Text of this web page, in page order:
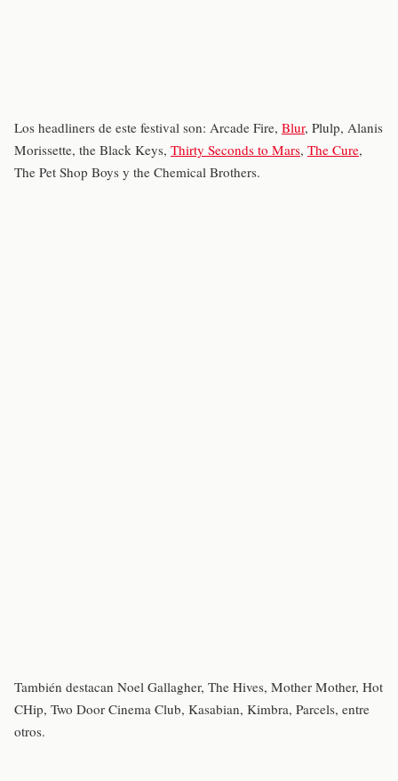
Los headliners de este festival son: Arcade Fire, Blur, Plulp, Alanis
Morissette, the Black Keys, Thirty Seconds to Mars, The Cure,
The Pet Shop Boys y the Chemical Brothers.
También destacan Noel Gallagher, The Hives, Mother Mother, Hot
CHip, Two Door Cinema Club, Kasabian, Kimbra, Parcels, entre
otros.